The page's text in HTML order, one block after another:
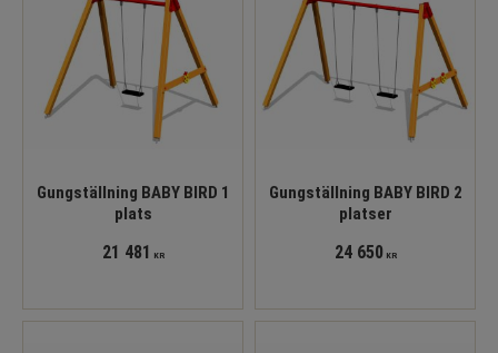
Gungställning BABY BIRD 1
plats
21 481 KR
Gungställning BABY BIRD 2
platser
24 650KR